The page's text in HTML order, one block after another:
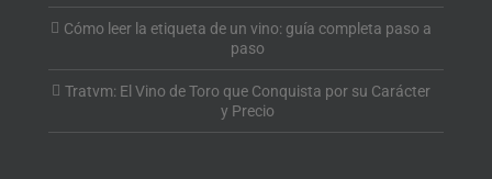
Cómo leer la etiqueta de un vino: guía completa paso a
paso
Tratvm: El Vino de Toro que Conquista por su Carácter
y Precio